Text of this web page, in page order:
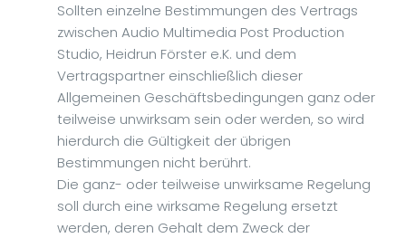
Sollten einzelne Bestimmungen des Vertrags
zwischen Audio Multimedia Post Production
Studio, Heidrun Förster e.K. und dem
Vertragspartner einschließlich dieser
Allgemeinen Geschäftsbedingungen ganz oder
teilweise unwirksam sein oder werden, so wird
hierdurch die Gültigkeit der übrigen
Bestimmungen nicht berührt.
Die ganz- oder teilweise unwirksame Regelung
soll durch eine wirksame Regelung ersetzt
werden, deren Gehalt dem Zweck der